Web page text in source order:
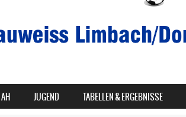
JUGEND TABELLEN & ERGEBNISSE